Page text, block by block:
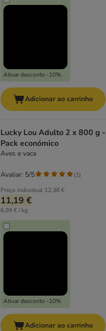
Ativar desconto -10%
Adicionar ao carrinho
Lucky Lou Adulto 2 x 800 g -
Pack económico
Aves e vaca
Preço individual 12,38 €
11,19 €
6,99 € / kg
Ativar desconto -10%
Avaliar: 5/5 (1)
Adicionar ao carrinho